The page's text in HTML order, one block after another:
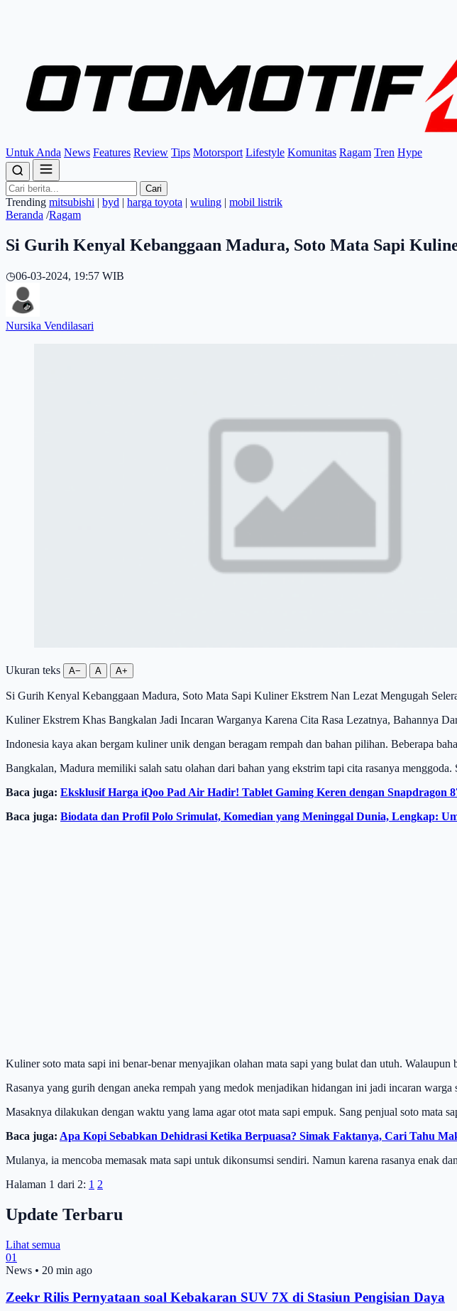
Untuk Anda News Features Review Tips Motorsport Lifestyle Komunitas Ragam Tren Hype
Cari
Trending mitsubishi | byd | harga toyota | wuling | mobil listrik
Beranda /Ragam
Si Gurih Kenyal Kebanggaan Madura, Soto Mata Sapi
◷06-03-2024, 19:57 WIB
Nursika Vendilasari
Ukuran teks A− A A+
Si Gurih Kenyal Kebanggaan Madura, Soto Mata Sapi Kuliner Ekstrem Nan Lezat Mengugah
Kuliner Ekstrem Khas Bangkalan Jadi Incaran Warganya Karena Cita Rasa Lezatnya, Bahannya
Indonesia kaya akan bergam kuliner unik dengan beragam rempah dan bahan pilihan. Beberapa
Bangkalan, Madura memiliki salah satu olahan dari bahan yang ekstrim tapi cita rasanya
Baca juga: Eksklusif Harga iQoo Pad Air Hadir! Tablet Gaming Keren dengan Snapdragon
Baca juga: Biodata dan Profil Polo Srimulat, Komedian yang Meninggal Dunia, Lengkap:
Kuliner soto mata sapi ini benar-benar menyajikan olahan mata sapi yang bulat dan utuh.
Rasanya yang gurih dengan aneka rempah yang medok menjadikan hidangan ini jadi incaran
Masaknya dilakukan dengan waktu yang lama agar otot mata sapi empuk. Sang penjual soto mata
Baca juga: Apa Kopi Sebabkan Dehidrasi Ketika Berpuasa? Simak Faktanya, Cari Tahu
Mulanya, ia mencoba memasak mata sapi untuk dikonsumsi sendiri. Namun karena rasanya enak
Halaman 1 dari 2: 1 2
Update Terbaru
Lihat semua
01
News • 20 min ago
Zeekr Rilis Pernyataan soal Kebakaran SUV 7X di Stasiun Pengisian Daya